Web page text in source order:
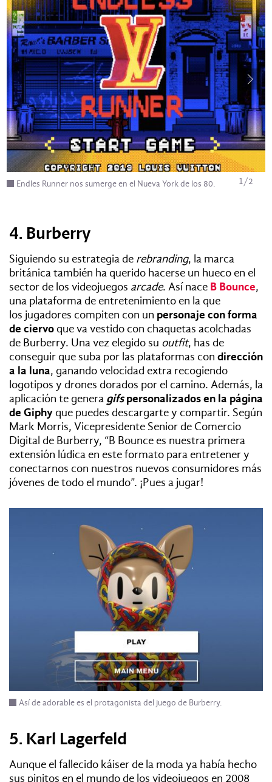
Endles Runner nos sumerge en el Nueva York de los 80. 1/2
4. Burberry
Siguiendo su estrategia de rebranding, la marca
británica también ha querido hacerse un hueco en el
sector de los videojuegos arcade. Así nace B Bounce,
una plataforma de entretenimiento en la que
los jugadores compiten con un personaje con forma
de ciervo que va vestido con chaquetas acolchadas
de Burberry. Una vez elegido su outfit, has de
conseguir que suba por las plataformas con dirección
a la luna, ganando velocidad extra recogiendo
logotipos y drones dorados por el camino. Además, la
aplicación te genera gifspersonalizados en la página
de Giphy que puedes descargarte y compartir. Según
Mark Morris, Vicepresidente Senior de Comercio
Digital de Burberry, “B Bounce es nuestra primera
extensión lúdica en este formato para entretener y
conectarnos con nuestros nuevos consumidores más
jóvenes de todo el mundo”. ¡Pues a jugar!
Así de adorable es el protagonista del juego de Burberry.
5. Karl Lagerfeld
Aunque el fallecido káiser de la moda ya había hecho
sus pinitos en el mundo de los videojuegos en 2008